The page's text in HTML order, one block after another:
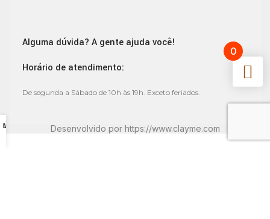
Alguma dúvida? A gente ajuda você!
Horário de atendimento:
De segunda a Sábado de 10h às 19h. Exceto feriados.
Desenvolvido por https://www.clayme.com
Lista de Desejos
Minha conta
0